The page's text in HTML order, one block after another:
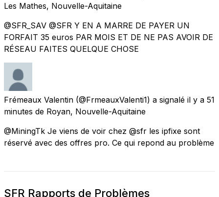
Les Mathes, Nouvelle-Aquitaine
@SFR_SAV @SFR Y EN A MARRE DE PAYER UN
FORFAIT 35 euros PAR MOIS ET DE NE PAS AVOIR DE
RÉSEAU FAITES QUELQUE CHOSE
Frémeaux Valentin (@FrmeauxValenti1) a signalé il y a 51
minutes de Royan, Nouvelle-Aquitaine
@MiningTk Je viens de voir chez @sfr les ipfixe sont
réservé avec des offres pro. Ce qui repond au problème
SFR Rapports de Problèmes